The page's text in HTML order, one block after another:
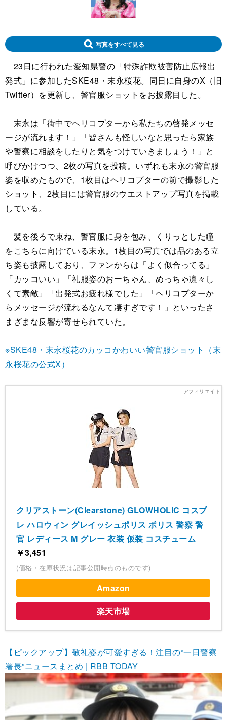
写真をすべて見る
23日に行われた愛知県警の「特殊詐欺被害防止広報出
発式」に参加したSKE48・末永桜花。同日に自身のX（旧
Twitter）を更新し、警官服ショットをお披露目した。
末永は「街中でヘリコプターから私たちの啓発メッセ
ージが流れます！」「皆さんも怪しいなと思ったら家族
や警察に相談をしたりと気をつけていきましょう！」と
呼びかけつつ、2枚の写真を投稿。いずれも末永の警官服
姿を収めたもので、1枚目はヘリコプターの前で撮影した
ショット、2枚目には警官服のウエストアップ写真を掲載
している。
髪を後ろで束ね、警官服に身を包み、くりっとした瞳
をこちらに向けている末永。1枚目の写真では品のある立
ち姿も披露しており、ファンからは「よく似合ってる」
「カッコいい」「礼服姿のおーちゃん、めっちゃ凛々し
くて素敵」「出発式お疲れ様でした」「ヘリコプターか
らメッセージが流れるなんて凄すぎです！」といったさ
まざまな反響が寄せられていた。
※SKE48・末永桜花のカッコかわいい警官服ショット（末
永桜花の公式X）
クリアストーン(Clearstone) GLOWHOLIC コスプ
レ ハロウィン グレイッシュポリス ポリス 警察 警
官 レディース M グレー 衣装 仮装 コスチューム
￥3,451
(価格・在庫状況は記事公開時点のものです)
Amazon
楽天市場
【ピックアップ】敬礼姿が可愛すぎる！注目の“一日警察
署長”ニュースまとめ | RBB TODAY